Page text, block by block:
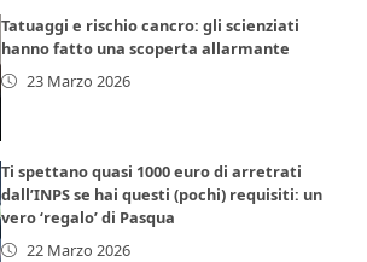
Tatuaggi e rischio cancro: gli scienziati
hanno fatto una scoperta allarmante
23 Marzo 2026
Ti spettano quasi 1000 euro di arretrati
dall’INPS se hai questi (pochi) requisiti: un
vero ‘regalo’ di Pasqua
22 Marzo 2026